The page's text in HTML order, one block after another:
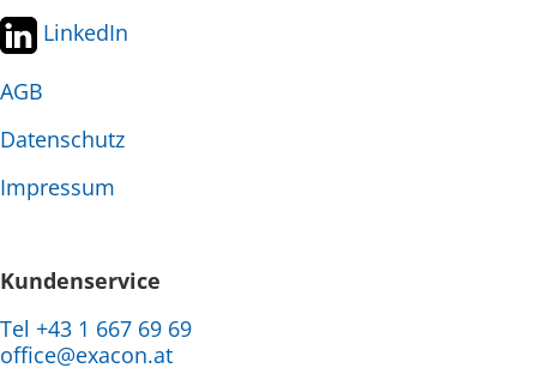
LinkedIn
AGB
Datenschutz
Impressum
Kundenservice
Tel +43 1 667 69 69
office@exacon.at